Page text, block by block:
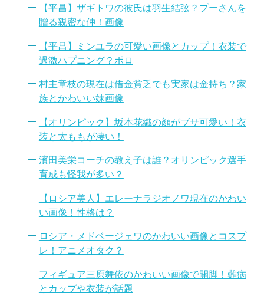
【平昌】ザギトワの彼氏は羽生結弦？プーさんを
贈る親密な仲！画像
【平昌】ミンユラの可愛い画像とカップ！衣装で
過激ハプニング？ポロ
村主章枝の現在は借金貧乏でも実家は金持ち？家
族とかわいい妹画像
【オリンピック】坂本花織の顔がブサ可愛い！衣
装と太ももが凄い！
濱田美栄コーチの教え子は誰？オリンピック選手
育成も怪我が多い？
【ロシア美人】エレーナラジオノワ現在のかわい
い画像！性格は？
ロシア・メドベージェワのかわいい画像とコスプ
レ！アニメオタク？
フィギュア三原舞依のかわいい画像で開脚！難病
とカップや衣装が話題